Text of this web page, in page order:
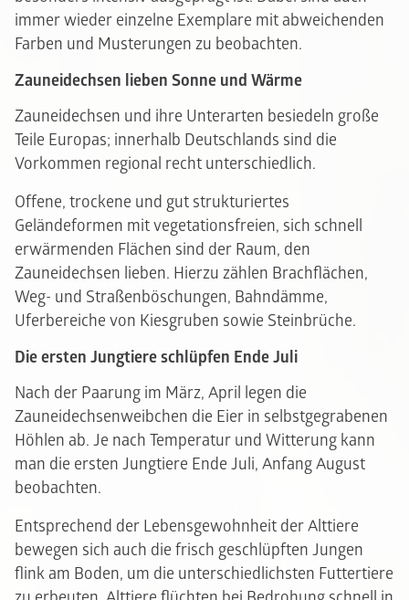
immer wieder einzelne Exemplare mit abweichenden
Farben und Musterungen zu beobachten.
Zauneidechsen lieben Sonne und Wärme
Zauneidechsen und ihre Unterarten besiedeln große
Teile Europas; innerhalb Deutschlands sind die
Vorkommen regional recht unterschiedlich.
Offene, trockene und gut strukturiertes
Geländeformen mit vegetationsfreien, sich schnell
erwärmenden Flächen sind der Raum, den
Zauneidechsen lieben. Hierzu zählen Brachflächen,
Weg- und Straßenböschungen, Bahndämme,
Uferbereiche von Kiesgruben sowie Steinbrüche.
Die ersten Jungtiere schlüpfen Ende Juli
Nach der Paarung im März, April legen die
Zauneidechsenweibchen die Eier in selbstgegrabenen
Höhlen ab. Je nach Temperatur und Witterung kann
man die ersten Jungtiere Ende Juli, Anfang August
beobachten.
Entsprechend der Lebensgewohnheit der Alttiere
bewegen sich auch die frisch geschlüpften Jungen
flink am Boden, um die unterschiedlichsten Futtertiere